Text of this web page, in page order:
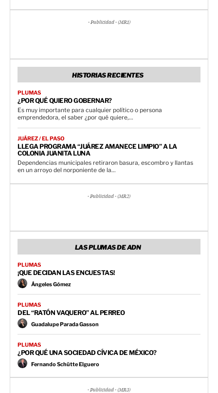
- Publicidad - (MR1)
HISTORIAS RECIENTES
PLUMAS
¿POR QUÉ QUIERO GOBERNAR?
Es muy importante para cualquier político o persona
emprendedora, el saber ¿por qué quiere,...
JUÁREZ / EL PASO
LLEGA PROGRAMA “JUÁREZ AMANECE LIMPIO” A LA
COLONIA JUANITA LUNA
Dependencias municipales retiraron basura, escombro y llantas
en un arroyo del norponiente de la...
- Publicidad - (MR2)
LAS PLUMAS DE ADN
PLUMAS
¡QUE DECIDAN LAS ENCUESTAS!
Ángeles Gómez
PLUMAS
DEL “RATÓN VAQUERO” AL PERREO
Guadalupe Parada Gasson
PLUMAS
¿POR QUÉ UNA SOCIEDAD CÍVICA DE MÉXICO?
Fernando Schütte Elguero
- Publicidad - (MR3)